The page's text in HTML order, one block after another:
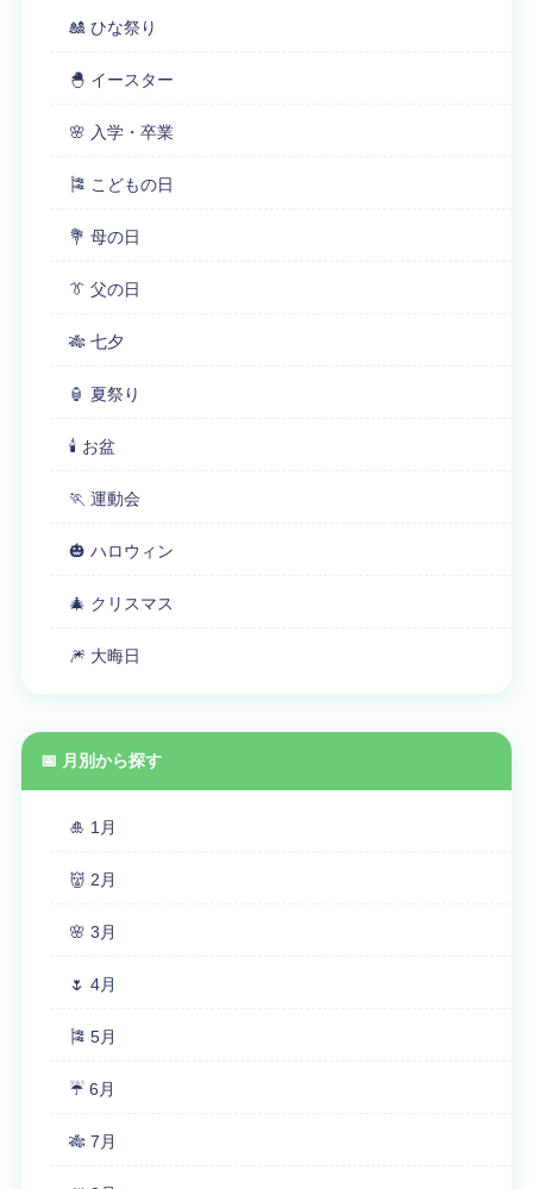
🎎 ひな祭り
🐣 イースター
🌸 入学・卒業
🎏 こどもの日
💐 母の日
👔 父の日
🎋 七夕
🏮 夏祭り
🕯 お盆
🏃 運動会
🎃 ハロウィン
🎄 クリスマス
🎆 大晦日
📅 月別から探す
🎍 1月
👹 2月
🌸 3月
🌷 4月
🎏 5月
☔ 6月
🎋 7月